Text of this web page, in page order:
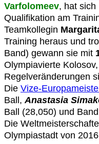
Varfolomeev, hat sich
Qualifikation am
Teamkollegin
Training heraus und
Band) gewann sie mit
Olympiavierte
Regelveränderungen
Die Vize-
Ball, Anastasia
Ball (28,050) und
Die
Olympiastadt von